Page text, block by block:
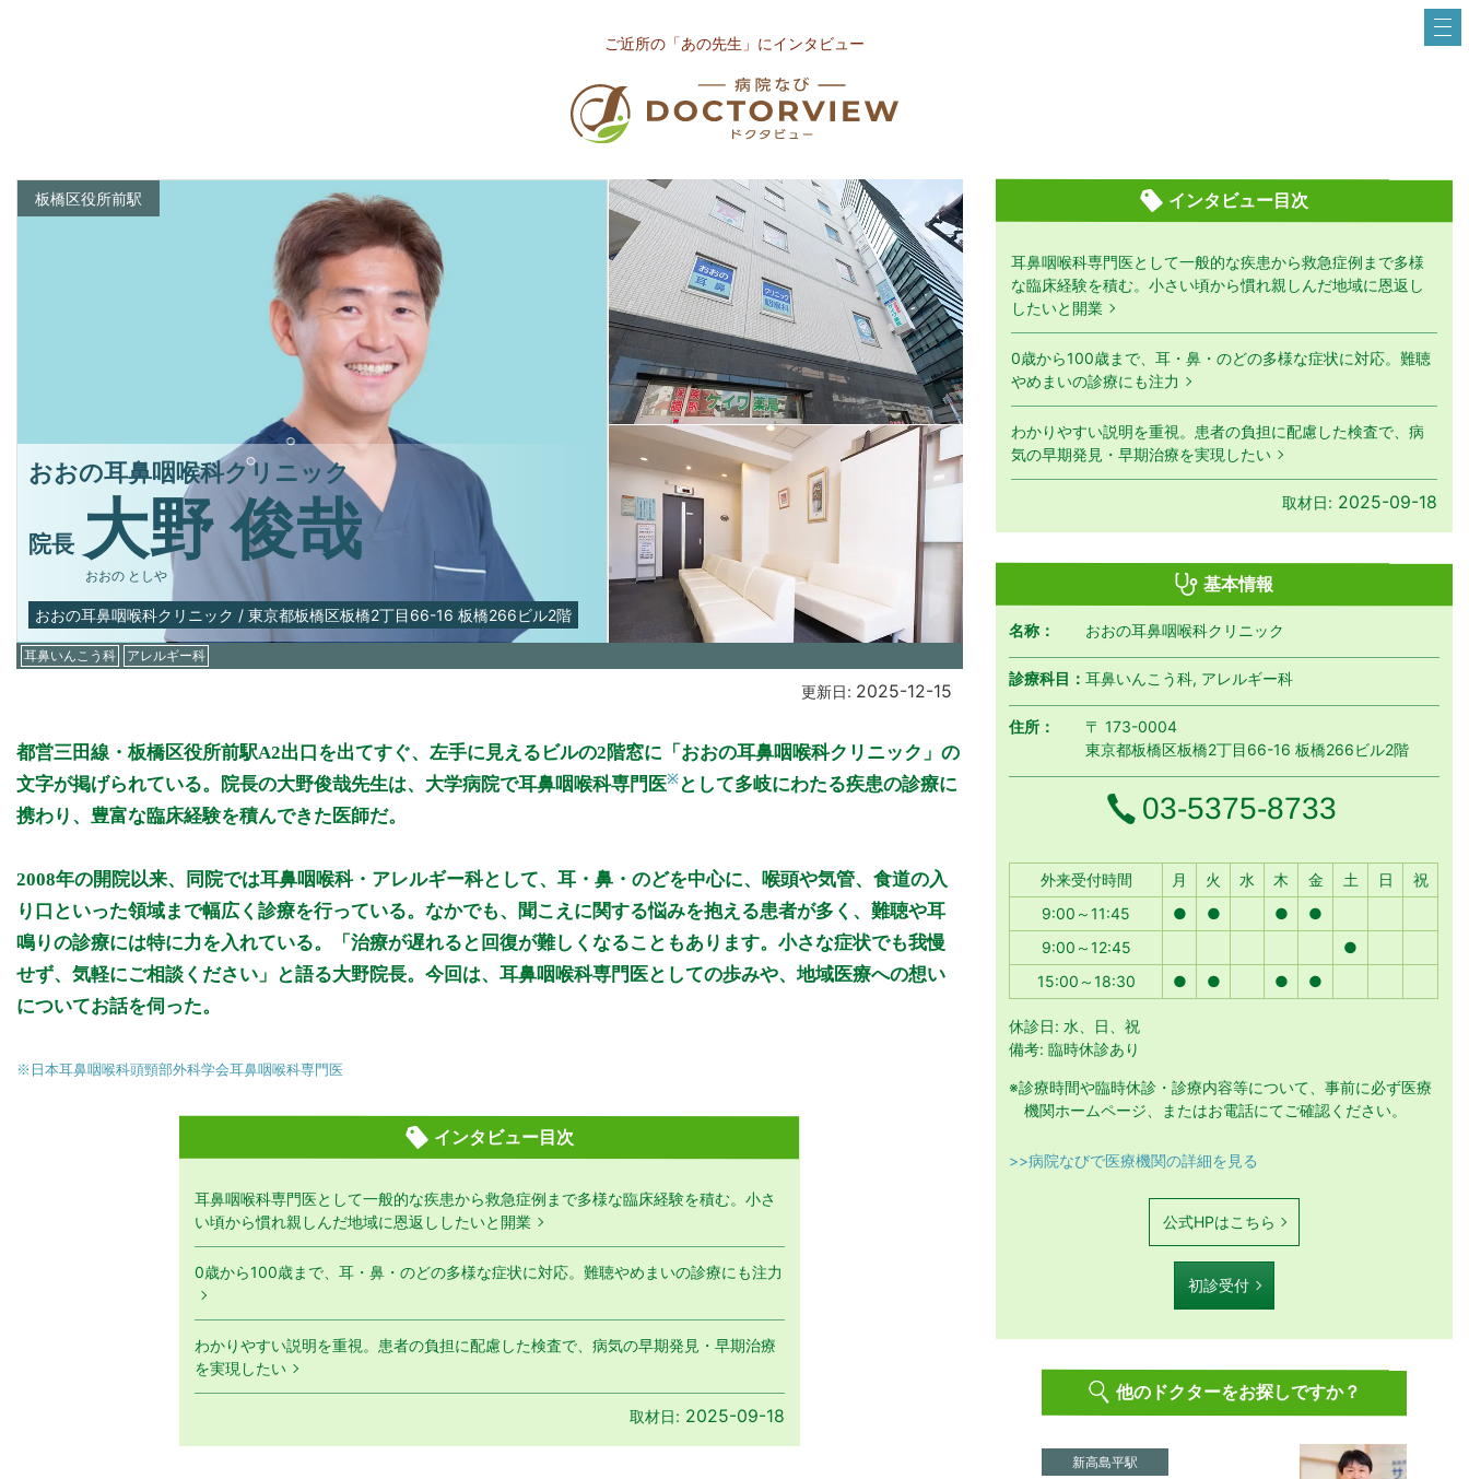
ご近所の「あの先生」にインタビュー
板橋区役所前駅
おおの耳鼻咽喉科クリニック
院長 大野 俊哉
おおの としや
おおの耳鼻咽喉科クリニック / 東京都板橋区板橋2丁目66-16 板橋266ビル2階
耳鼻いんこう科 アレルギー科
更新日: 2025-12-15
都営三田線・板橋区役所前駅A2出口を出てすぐ、左手に見えるビルの2階窓に「おおの耳鼻咽喉科クリニック」の
文字が掲げられている。院長の大野俊哉先生は、大学病院で耳鼻咽喉科専門医※ として多岐にわたる疾患の診療に
携わり、豊富な臨床経験を積んできた医師だ。
2008年の開院以来、同院では耳鼻咽喉科・アレルギー科として、耳・鼻・のどを中心に、喉頭や気管、食道の入
り口といった領域まで幅広く診療を行っている。なかでも、聞こえに関する悩みを抱える患者が多く、難聴や耳
鳴りの診療には特に力を入れている。「治療が遅れると回復が難しくなることもあります。小さな症状でも我慢
せず、気軽にご相談ください」と語る大野院長。今回は、耳鼻咽喉科専門医としての歩みや、地域医療への想い
についてお話を伺った。
※日本耳鼻咽喉科頭頸部外科学会耳鼻咽喉科専門医
インタビュー目次
耳鼻咽喉科専門医として一般的な疾患から救急症例まで多様な臨床経験を積む。小さ
い頃から慣れ親しんだ地域に恩返ししたいと開業
0歳から100歳まで、耳・鼻・のどの多様な症状に対応。難聴やめまいの診療にも注力
わかりやすい説明を重視。患者の負担に配慮した検査で、病気の早期発見・早期治療
を実現したい
取材日: 2025-09-18
インタビュー目次
耳鼻咽喉科専門医として一般的な疾患から救急症例まで多様
な臨床経験を積む。小さい頃から慣れ親しんだ地域に恩返し
したいと開業
0歳から100歳まで、耳・鼻・のどの多様な症状に対応。難聴
やめまいの診療にも注力
わかりやすい説明を重視。患者の負担に配慮した検査で、病
気の早期発見・早期治療を実現したい
取材日: 2025-09-18
基本情報
名称： おおの耳鼻咽喉科クリニック
診療科目：耳鼻いんこう科, アレルギー科
住所：
〒 173-0004
東京都板橋区板橋2丁目66-16 板橋266ビル2階
電話番号
03-5375-8733
外来受付時間 月 月曜日
火 火曜日
水 水曜日
木 木曜日
金金曜日
土土曜日
日 日曜日
祝
9:00～11:45
● ● ●
●
9:00～12:45
●
15:00～18:30
● ● ● ●
休診日: 水、日、祝
備考: 臨時休診あり
※診療時間や臨時休診・診療内容等について、事前に必ず医療
機関ホームページ、またはお電話にてご確認ください。
>>病院なびで医療機関の詳細を見る
公式HPはこちら
初診受付
他のドクターをお探しですか？
新高島平駅